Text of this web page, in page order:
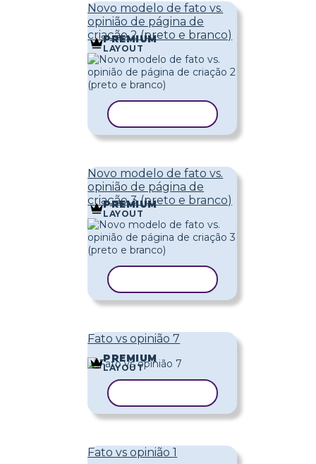
Novo modelo de fato vs.
opinião de página de
criação 2 (preto e branco)
PREMIUM
LAYOUT
Novo modelo de fato vs.
opinião de página de
criação 3 (preto e branco)
PREMIUM
LAYOUT
Fato vs opinião 7
PREMIUM
LAYOUT
Fato vs opinião 1